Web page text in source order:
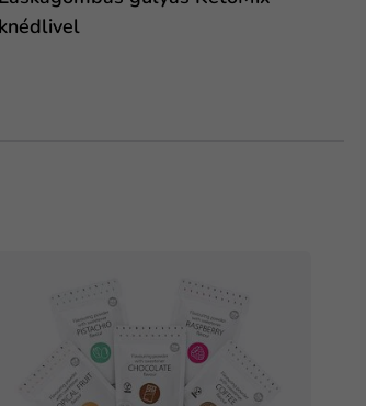
knédlivel